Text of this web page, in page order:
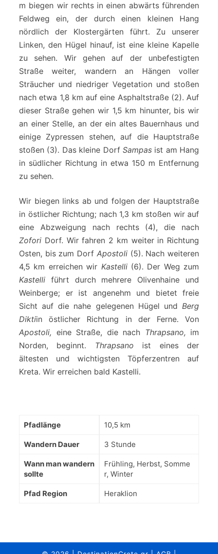
m biegen wir rechts in einen abwärts führenden
Feldweg ein, der durch einen kleinen Hang
nördlich der Klostergärten führt. Zu unserer
Linken, den Hügel hinauf, ist eine kleine Kapelle
zu sehen. Wir gehen auf der unbefestigten
Straße weiter, wandern an Hängen voller
Sträucher und niedriger Vegetation und stoßen
nach etwa 1,8 km auf eine Asphaltstraße (2). Auf
dieser Straße gehen wir 1,5 km hinunter, bis wir
an einer Stelle, an der ein altes Bauernhaus und
einige Zypressen stehen, auf die Hauptstraße
stoßen (3). Das kleine Dorf Sampasist am Hang
in südlicher Richtung in etwa 150 m Entfernung
zu sehen.
Wir biegen links ab und folgen der Hauptstraße
in östlicher Richtung; nach 1,3 km stoßen wir auf
eine Abzweigung nach rechts (4), die nach
Zofori Dorf. Wir fahren 2 km weiter in Richtung
Osten, bis zum Dorf Apostoli(5). Nach weiteren
4,5 km erreichen wir Kastelli(6). Der Weg zum
Kastelli führt durch mehrere Olivenhaine und
Weinberge; er ist angenehm und bietet freie
Sicht auf die nahe gelegenen Hügel und Berg
Diktiin östlicher Richtung in der Ferne. Von
Apostoli, eine Straße, die nach Thrapsano, im
Norden, beginnt.
Thrapsano ist eines der
ältesten und wichtigsten Töpferzentren auf
Kreta. Wir erreichen bald Kastelli.
Pfadlänge 10,5 km
Wandern Dauer 3 Stunde
Wann man wandern
sollte
Frühling, Herbst, Somme
r, Winter
Pfad Region Heraklion